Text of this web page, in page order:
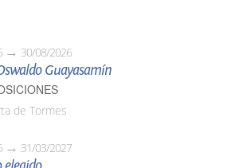
30/08/2026
Guayasamín
de Tormes
31/03/2027